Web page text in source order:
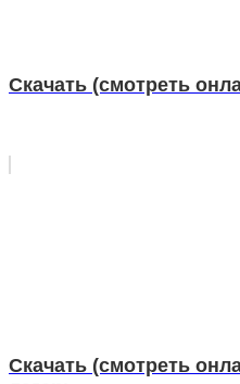
Скачать (смотреть
Скачать (смотреть